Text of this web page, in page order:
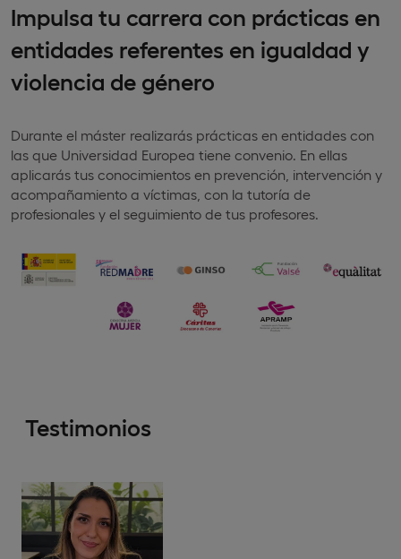
Impulsa tu carrera con prácticas en
entidades referentes en igualdad y
violencia de género
Durante el máster realizarás prácticas en entidades con
las que Universidad Europea tiene convenio. En ellas
aplicarás tus conocimientos en prevención, intervención y
acompañamiento a víctimas, con la tutoría de
profesionales y el seguimiento de tus profesores.
Testimonios